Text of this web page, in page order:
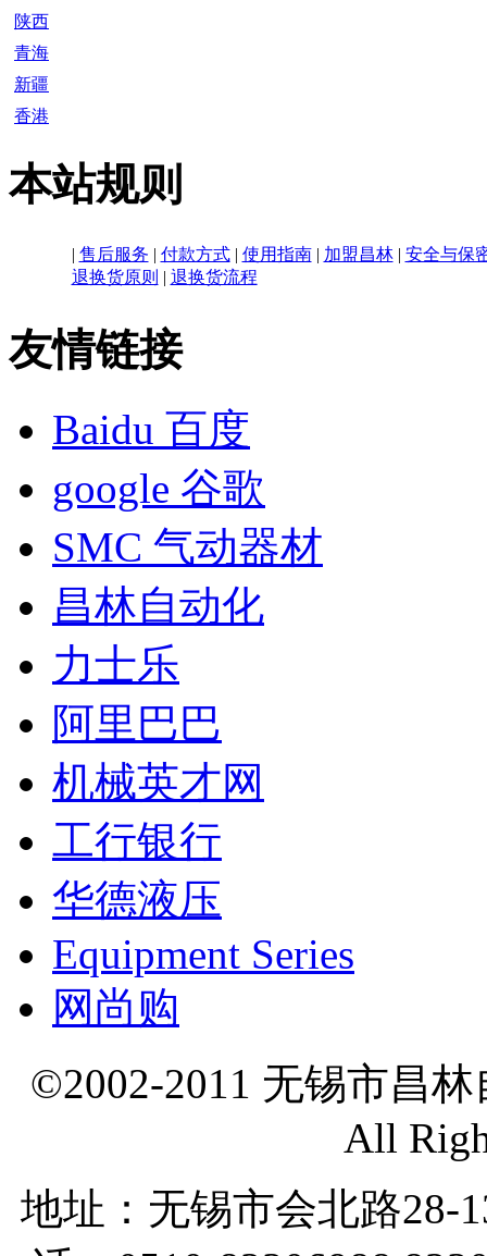
陕西
青海
新疆
香港
本站规则
| 售后服务 | 付款方式| 使用指南| 加盟昌林| 安全与保
退换货原则 | 退换货流程
友情链接
Baidu 百度
google 谷歌
SMC 气动器材
昌林自动化
力士乐
阿里巴巴
机械英才网
工行银行
华德液压
Equipment Series
网尚购
©2002-2011 无锡市昌
All
地址：无锡市会北路28-